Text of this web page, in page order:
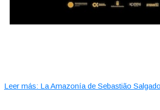
Leer más: La Amazonía de Sebastião